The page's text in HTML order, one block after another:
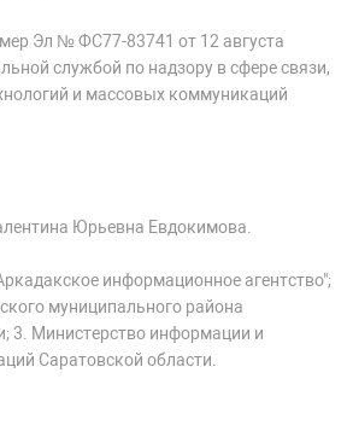
Эл № ФС77-83741 от 12 августа
службой по надзору в сфере связи,
и массовых коммуникаций
Юрьевна Евдокимова.
информационное агентство";
муниципального района
3. Министерство информации и
Саратовской области.